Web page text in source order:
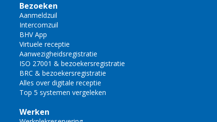
Bezoeken
Aanmeldzuil
Intercomzuil
BHV App
Virtuele receptie
Aanwezigheidsregistratie
ISO 27001 & bezoekersregistratie
BRC & bezoekersregistratie
Alles over digitale receptie
Top 5 systemen vergeleken
Werken